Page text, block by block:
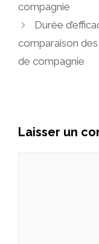
compagnie
Durée
comparaison
de compagnie
Laisser un